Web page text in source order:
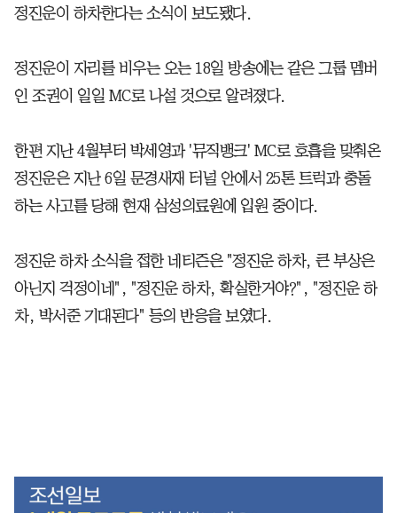
정진운이 하차한다는 소식이 보도됐다.
정진운이 자리를 비우는 오는 18일 방송에는 같은 그룹 멤버
인 조권이 일일 MC로 나설 것으로 알려졌다.
한편 지난 4월부터 박세영과 '뮤직뱅크' MC로 호흡을 맞춰온
정진운은 지난 6일 문경새재 터널 안에서 25톤 트럭과 충돌
하는 사고를 당해 현재 삼성의료원에 입원 중이다.
정진운 하차 소식을 접한 네티즌은 "정진운 하차, 큰 부상은
아닌지 걱정이네", "정진운 하차, 확실한거야?", "정진운 하
차, 박서준 기대된다" 등의 반응을 보였다.